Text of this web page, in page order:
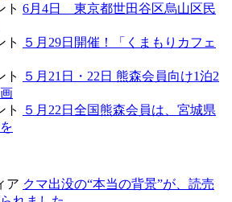
ト 6月4日 東京都世田谷区烏山区民
ト
５月29日開催！「くまもりカフェ
ト
５月21日・22日 熊森会員向け1泊2
ト
５月22日全国熊森会員は、宮城県
ア クマ出没の“本当の背景”が、読売